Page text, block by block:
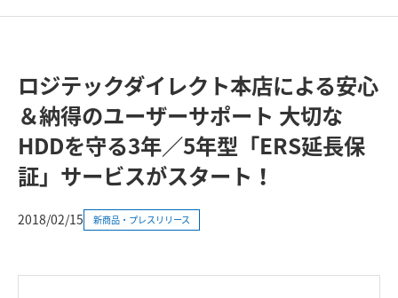
ロジテックダイレクト本店による安心
＆納得のユーザーサポート 大切な
HDDを守る3年／5年型「ERS延長保
証」サービスがスタート！
2018/02/15 新商品・プレスリリース